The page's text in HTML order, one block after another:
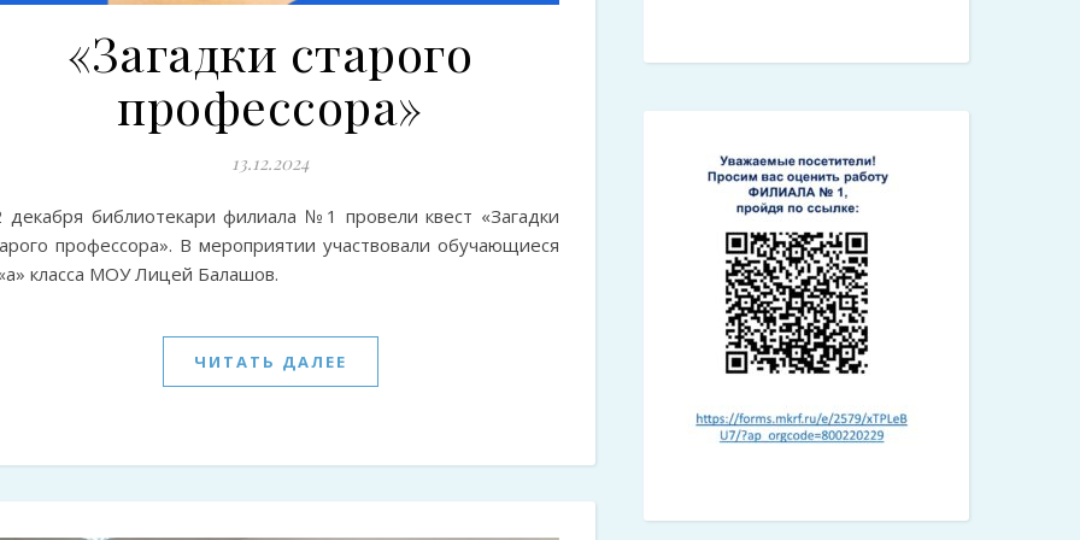
«Загадки старого
профессора»
13.12.2024
декабря библиотекари филиала №1 провели квест «Загадки
профессора». В мероприятии участвовали обучающиеся
класса МОУ Лицей Балашов.
ЧИТАТЬ ДАЛЕЕ